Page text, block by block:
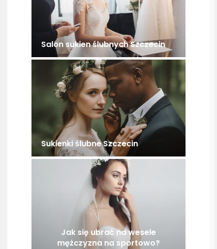
Salon sukien ślubnych Szczecin
Sukienki ślubne Szczecin
Jak się ubrać na wesele
mężczyzna na sportowo?